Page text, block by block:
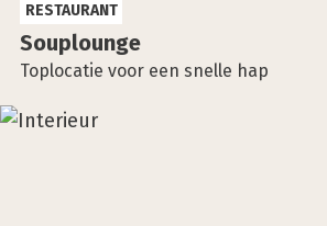
Sou­ploun­ge
Toplocatie voor een snelle hap
RESTAURANT